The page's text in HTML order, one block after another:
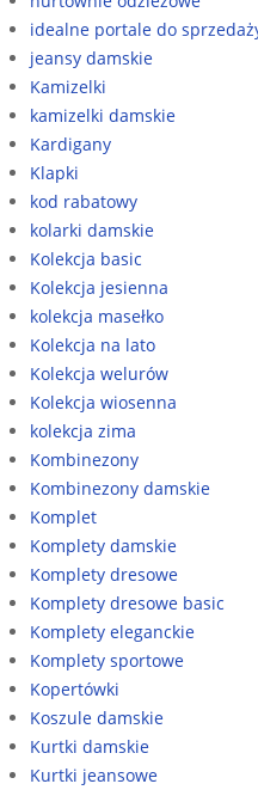
idealne portale do
jeansy damskie
Kamizelki
kamizelki damskie
Kardigany
Klapki
kod rabatowy
kolarki damskie
Kolekcja basic
Kolekcja jesienna
kolekcja masełko
Kolekcja na lato
Kolekcja welurów
Kolekcja wiosenna
kolekcja zima
Kombinezony
Kombinezony damskie
Komplet
Komplety damskie
Komplety dresowe
Komplety dresowe basic
Komplety eleganckie
Komplety sportowe
Kopertówki
Koszule damskie
Kurtki damskie
Kurtki jeansowe